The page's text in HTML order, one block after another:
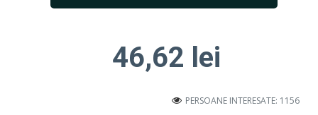
PERSOANE INTERESATE: 1156
46,62 lei